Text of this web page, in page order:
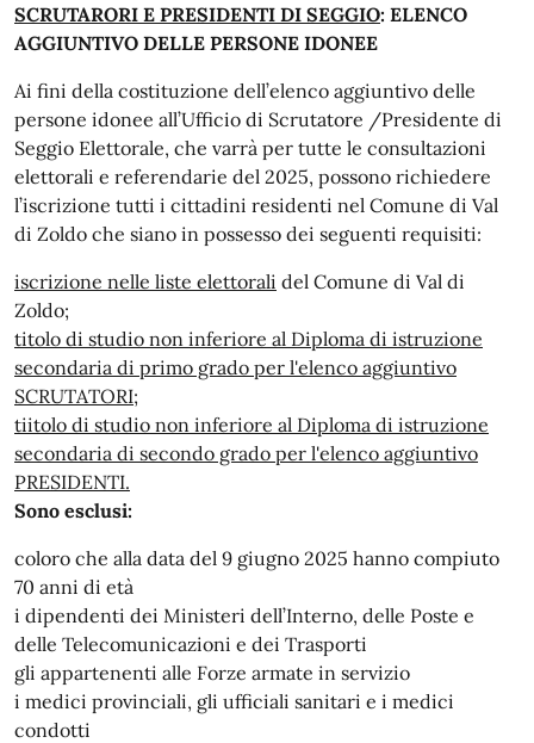
SCRUTARORI E PRESIDENTI DI SEGGIO: ELENCO
AGGIUNTIVO DELLE PERSONE IDONEE
Ai fini della costituzione dell’elenco aggiuntivo delle
persone idonee all’Ufficio di Scrutatore /Presidente di
Seggio Elettorale, che varrà per tutte le consultazioni
elettorali e referendarie del 2025, possono richiedere
l’iscrizione tutti i cittadini residenti nel Comune di Val
di Zoldo che siano in possesso dei seguenti requisiti:
iscrizione nelle liste elettorali del Comune di Val di
Zoldo;
titolo di studio non inferiore al Diploma di istruzione
secondaria di primo grado per l'elenco aggiuntivo
SCRUTATORI;
tiitolo di studio non inferiore al Diploma di istruzione
secondaria di secondo grado per l'elenco aggiuntivo
PRESIDENTI.
Sono esclusi:
coloro che alla data del 9 giugno 2025 hanno compiuto
70 anni di età
i dipendenti dei Ministeri dell’Interno, delle Poste e
delle Telecomunicazioni e dei Trasporti
gli appartenenti alle Forze armate in servizio
i medici provinciali, gli ufficiali sanitari e i medici
condotti